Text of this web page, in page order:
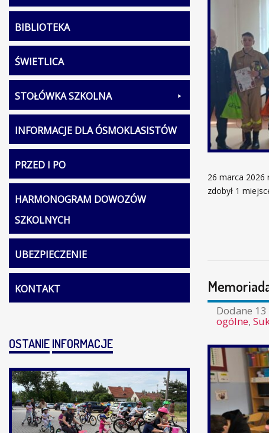
26 marca 2026
zdobył 1
Dodane
ogólne,
BIBLIOTEKA
ŚWIETLICA
STOŁÓWKA SZKOLNA
INFORMACJE DLA ÓSMOKLASISTÓW
PRZED I PO
HARMONOGRAM DOWOZÓW
SZKOLNYCH
UBEZPIECZENIE
KONTAKT
OSTANIEINFORMACJE